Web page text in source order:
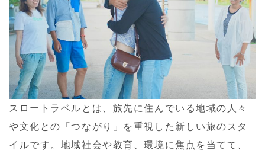
スロートラベルとは、旅先に住んでいる地域の人々
や文化との「つながり」を重視した新しい旅のスタ
イルです。地域社会や教育、環境に焦点を当てて、